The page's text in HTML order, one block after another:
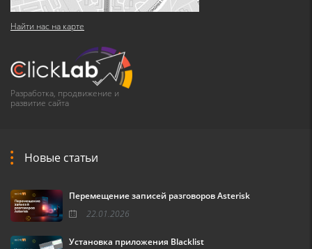
Найти нас на карте
Разработка, продвижение и
развитие сайта
Новые статьи
Перемещение записей разговоров Asterisk
22.01.2026
Установка приложения Blacklist